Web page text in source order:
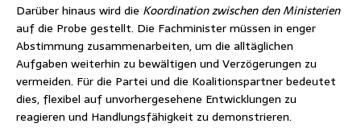
Darüber hinaus wird die Koordination zwischen den Ministerien
auf die Probe gestellt. Die Fachminister müssen in enger
Abstimmung zusammenarbeiten, um die alltäglichen
Aufgaben weiterhin zu bewältigen und Verzögerungen zu
vermeiden. Für die Partei und die Koalitionspartner bedeutet
dies, flexibel auf unvorhergesehene Entwicklungen zu
reagieren und Handlungsfähigkeit zu demonstrieren.